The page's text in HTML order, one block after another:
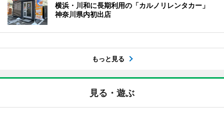
横浜・川和に長期利用の「カルノリレンタカー」
神奈川県内初出店
もっと見る
見る・遊ぶ